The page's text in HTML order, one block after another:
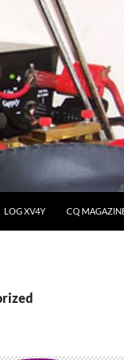
LOG XV4Y CQ